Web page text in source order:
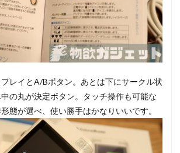
レイとA/Bボタン。あとは下にサークル状
の丸が決定ボタン。タッチ操作も可能な
態が選べ、使い勝手はかなりいいです。